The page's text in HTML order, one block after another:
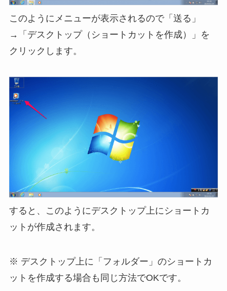
このようにメニューが表示されるので「送る」
→「デスクトップ（ショートカットを作成）」を
クリックします。
すると、このようにデスクトップ上にショートカ
ットが作成されます。
※ デスクトップ上に「フォルダー」のショートカ
ットを作成する場合も同じ方法でOKです。